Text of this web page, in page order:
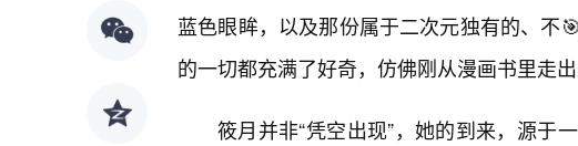
蓝色眼眸，以及那份属于二次元独有的、不
的一切都充满了好奇，仿佛刚从漫画书里走
筱月并非“凭空出现”，她的到来，源于